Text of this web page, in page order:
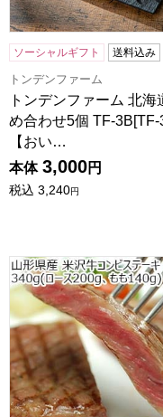
ソーシャルギフト 送料込み
トンデンファーム
トンデンファーム 北海
め合わせ5個 TF-3B[TF-
【おい…
本体 3,000円
税込 3,240円
山形県産 米沢牛コン